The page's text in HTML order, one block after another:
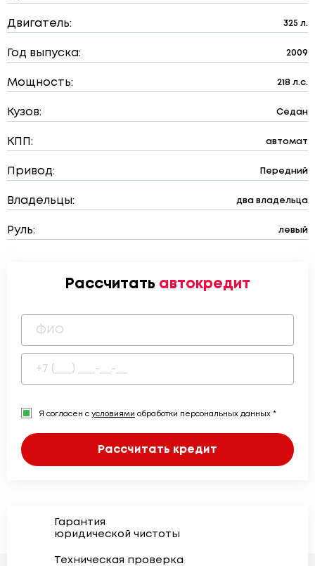
Двигатель: 325 л.
Год выпуска: 2009
Мощность: 218 л.с.
Кузов: Седан
КПП: автомат
Привод: Передний
Владельцы: два владельца
Руль: левый
Рассчитать автокредит
Я согласен с условиями обработки персональных данных *
Рассчитать кредит
Гарантия
юридической чистоты
Техническая проверка